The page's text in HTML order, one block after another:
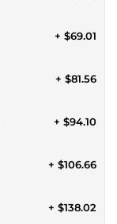
+ $69.01
+ $81.56
+ $94.10
+ $106.66
+ $138.02